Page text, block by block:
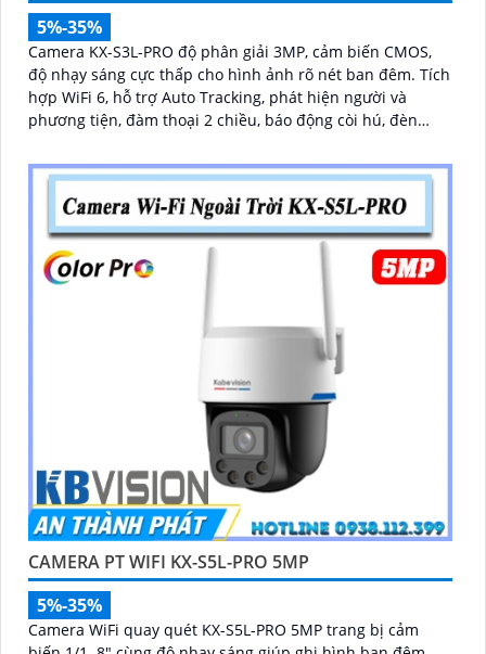
5%-35%
Camera KX-S3L-PRO độ phân giải 3MP, cảm biến CMOS,
độ nhạy sáng cực thấp cho hình ảnh rõ nét ban đêm. Tích
hợp WiFi 6, hỗ trợ Auto Tracking, phát hiện người và
phương tiện, đàm thoại 2 chiều, báo động còi hú, đèn
CAMERA PT WIFI KX-S5L-PRO 5MP
5%-35%
Camera WiFi quay quét KX-S5L-PRO 5MP trang bị cảm